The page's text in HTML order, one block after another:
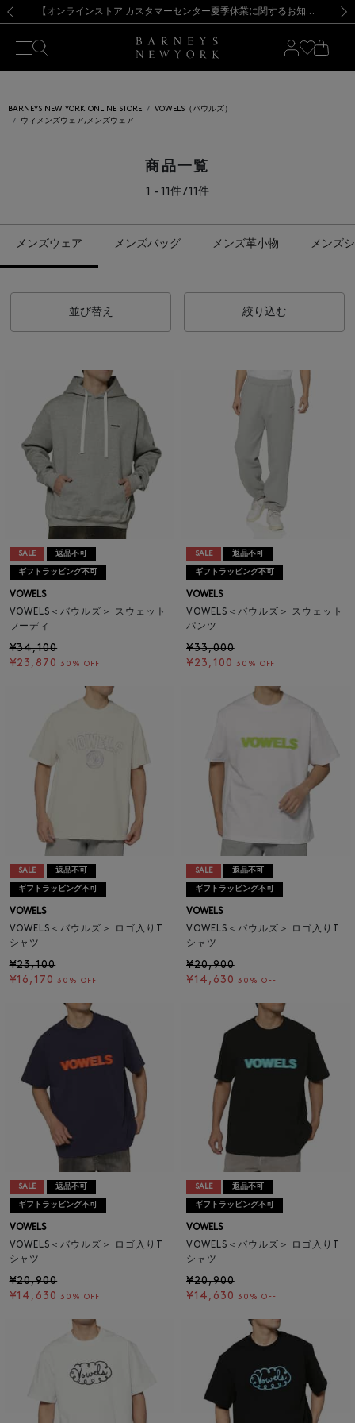
新規登録のお客様も対象！＜MY BARNEYS＞会員のお客様は11,000円（税込）以上のお買上げで常時送料無料！お買い物の際は会員登録を！
【夏季休業に伴う出荷一時停止のお知らせ】(2026.8.7) 【オンラインストア カスタマーセンター夏季休業に関するお知らせ】（2026.8.7）
【夏季休業に伴う返品・交換承り一時停止のお知らせ】（2026.8.5）
熊本県を中心とした地震の影響によるお荷物のお届けについて
【開催中】SUMMER SALEのご案内・ご注意事項 新規登録のお客様も対象！＜MY BARNEYS＞会員のお客様は11,000円（税込）以上のお買上げで常時送料無料！お買い物の際は会員登録を！
【夏季休業に伴う出荷一時停止のお知らせ】(2026.8.7)
BARNEYS NEW YORK ONLINE STORE
VOWELS（バウルズ）
ウィメンズウェア,メンズウェア
商品一覧
1 - 11件 / 11件
メンズウェア メンズバッグ メンズ革小物 メンズ
並び替え 絞り込む
SALE 返品不可
ギフトラッピング不可
VOWELS
VOWELS＜バウルズ＞ スウェット
フーディ
¥34,100
¥23,870 30% OFF
SALE 返品不可
ギフトラッピング不可
VOWELS
VOWELS＜バウルズ＞ スウェット
パンツ
¥33,000
¥23,100 30% OFF
SALE 返品不可
ギフトラッピング不可
VOWELS
VOWELS＜バウルズ＞ ロゴ入りT
シャツ
¥23,100
¥16,170 30% OFF
SALE 返品不可
ギフトラッピング不可
VOWELS
VOWELS＜バウルズ＞ ロゴ入りT
シャツ
¥20,900
¥14,630 30% OFF
SALE 返品不可
ギフトラッピング不可
VOWELS
VOWELS＜バウルズ＞ ロゴ入りT
シャツ
¥20,900
¥14,630 30% OFF
SALE 返品不可
ギフトラッピング不可
VOWELS
VOWELS＜バウルズ＞ ロゴ入りT
シャツ
¥20,900
¥14,630 30% OFF